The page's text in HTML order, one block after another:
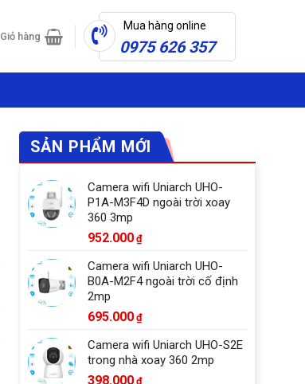
Giỏ hàng
Mua hàng online
0975 626 357
SẢN PHẨM MỚI
Camera wifi Uniarch UHO-
P1A-M3F4D ngoài trời xoay
360 3mp
952.000 ₫
Camera wifi Uniarch UHO-
B0A-M2F4 ngoài trời cố định
2mp
695.000 ₫
Camera wifi Uniarch UHO-S2E
trong nhà xoay 360 2mp
398.000 ₫